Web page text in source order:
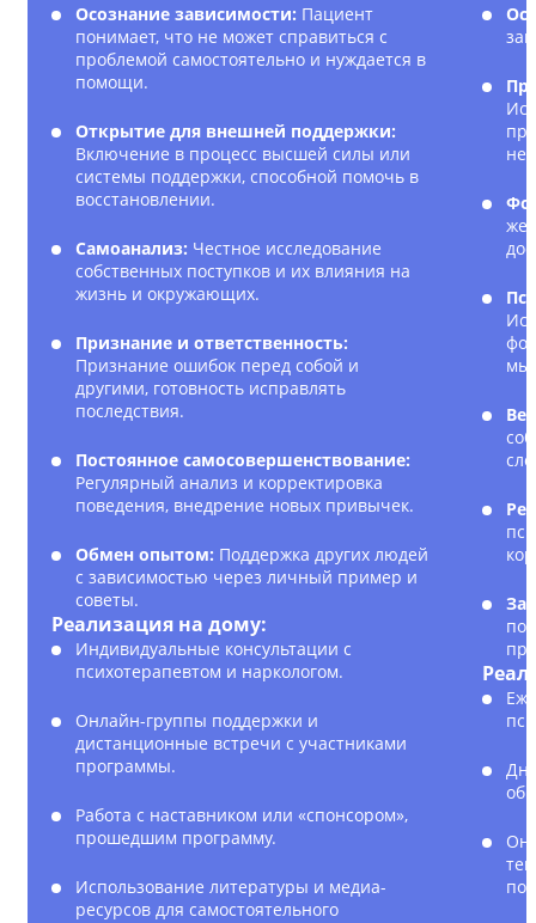
Осознание зависимости: Пациент
понимает, что не может справиться с
проблемой самостоятельно и нуждается в
помощи.
Открытие для внешней поддержки:
Включение в процесс высшей силы или
системы поддержки, способной помочь в
восстановлении.
Самоанализ: Честное исследование
собственных поступков и их влияния на
жизнь и окружающих.
Признание и ответственность:
Признание ошибок перед собой и
другими, готовность исправлять
последствия.
Постоянное самосовершенствование:
Регулярный анализ и корректировка
поведения, внедрение новых привычек.
Обмен опытом: Поддержка других людей
с зависимостью через личный пример и
советы.
Реализация на дому:
Индивидуальные консультации с
психотерапевтом и наркологом.
Онлайн-группы поддержки и
дистанционные встречи с участниками
программы.
Работа с наставником или «спонсором»,
прошедшим программу.
Использование литературы и медиа-
ресурсов для самостоятельного